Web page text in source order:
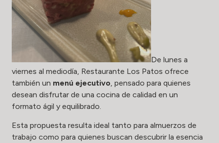
De lunes a
viernes al mediodía, Restaurante Los Patos ofrece
también un menú ejecutivo , pensado para quienes
desean disfrutar de una cocina de calidad en un
formato ágil y equilibrado.
Esta propuesta resulta ideal tanto para almuerzos de
trabajo como para quienes buscan descubrir la esencia